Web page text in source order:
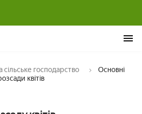
сільське господарство
Основні
квітів